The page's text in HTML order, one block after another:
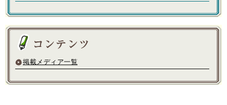
掲載メディア一覧